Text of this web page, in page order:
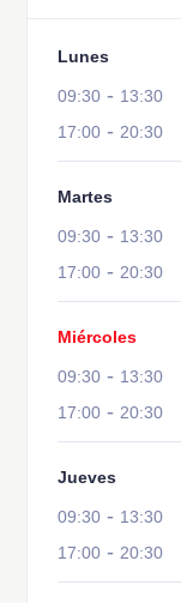
Lunes
09:30 - 13:30
17:00 -20:30
Martes
09:30 - 13:30
17:00 -20:30
Miércoles
09:30 - 13:30
17:00 -20:30
Jueves
09:30 - 13:30
17:00 -20:30